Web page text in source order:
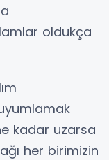
oldukça
kadar uzarsa
her birimizin